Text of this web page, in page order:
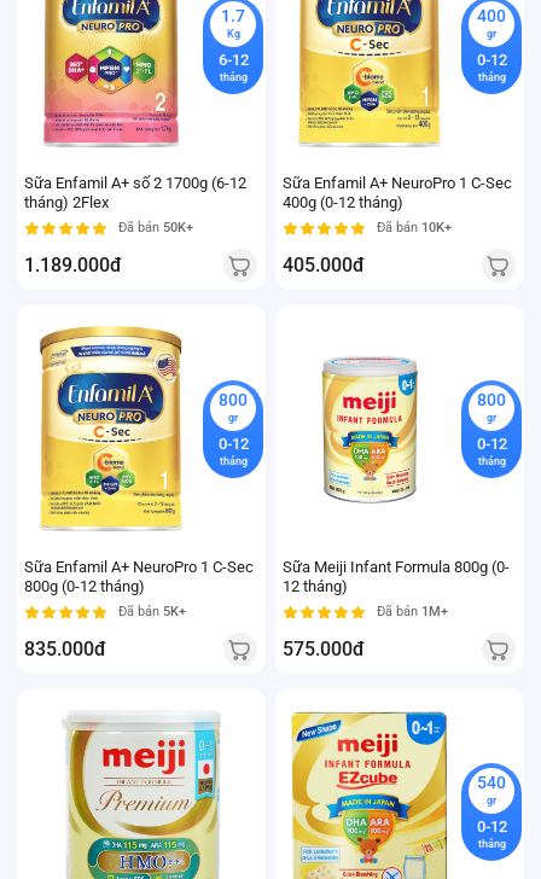
1.7
Kg
6-12
tháng
Sữa Enfamil A+ số 2 1700g (6-12
tháng) 2Flex
Đã bán 50K+
1.189.000đ
400
gr
0-12
tháng
Sữa Enfamil A+ NeuroPro 1 C-Sec
400g (0-12 tháng)
Đã bán 10K+
405.000đ
800
gr
0-12
tháng
Sữa Enfamil A+ NeuroPro 1 C-Sec
800g (0-12 tháng)
Đã bán 5K+
835.000đ
800
gr
0-12
tháng
Sữa Meiji Infant Formula 800g (0-
12 tháng)
Đã bán 1M+
575.000đ
540
gr
0-12
tháng